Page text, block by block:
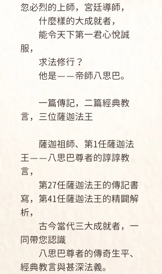
忽必烈的上師，宮廷導師，
什麼樣的大成就者，
能令天下第一君心悅誠
服，
求法修行？
他是——帝師八思巴。
一篇傳記，二篇經典教
言，三位薩迦法王
薩迦祖師、第1任薩迦法
王——八思巴尊者的諄諄教
言，
第27任薩迦法王的傳記書
寫，第41任薩迦法王的精闢解
析，
古今當代三大成就者，一
同帶您認識
八思巴尊者的傳奇生平、
經典教言與甚深法義。